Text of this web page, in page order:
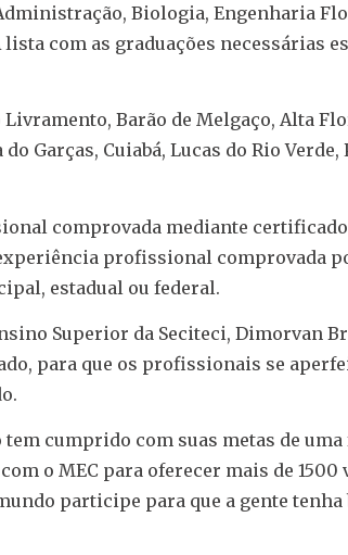
Biologia, Engenharia
com as graduações necessárias
Barão de Melgaço, Alta
Garças, Cuiabá, Lucas do Rio Verde,
comprovada mediante
profissional comprovada
estadual ou federal.
Superior da Seciteci, Dimorvan
para que os profissionais se
tem cumprido com suas metas de
o MEC para oferecer mais de 1500
participe para que a gente tenha